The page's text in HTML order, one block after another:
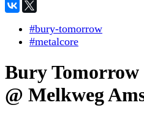
#bury-tomorrow
#metalcore
Bury
@ Melkweg